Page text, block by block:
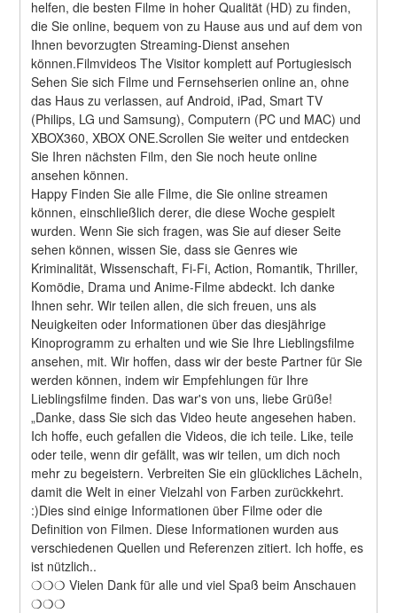
helfen, die besten Filme in hoher Qualität (HD) zu finden,
die Sie online, bequem von zu Hause aus und auf dem von
Ihnen bevorzugten Streaming-Dienst ansehen
können.Filmvideos The Visitor komplett auf Portugiesisch
Sehen Sie sich Filme und Fernsehserien online an, ohne
das Haus zu verlassen, auf Android, iPad, Smart TV
(Philips, LG und Samsung), Computern (PC und MAC) und
XBOX360, XBOX ONE.Scrollen Sie weiter und entdecken
Sie Ihren nächsten Film, den Sie noch heute online
ansehen können.
Happy Finden Sie alle Filme, die Sie online streamen
können, einschließlich derer, die diese Woche gespielt
wurden. Wenn Sie sich fragen, was Sie auf dieser Seite
sehen können, wissen Sie, dass sie Genres wie
Kriminalität, Wissenschaft, Fi-Fi, Action, Romantik, Thriller,
Komödie, Drama und Anime-Filme abdeckt. Ich danke
Ihnen sehr. Wir teilen allen, die sich freuen, uns als
Neuigkeiten oder Informationen über das diesjährige
Kinoprogramm zu erhalten und wie Sie Ihre Lieblingsfilme
ansehen, mit. Wir hoffen, dass wir der beste Partner für Sie
werden können, indem wir Empfehlungen für Ihre
Lieblingsfilme finden. Das war's von uns, liebe Grüße!
„Danke, dass Sie sich das Video heute angesehen haben.
Ich hoffe, euch gefallen die Videos, die ich teile. Like, teile
oder teile, wenn dir gefällt, was wir teilen, um dich noch
mehr zu begeistern. Verbreiten Sie ein glückliches Lächeln,
damit die Welt in einer Vielzahl von Farben zurückkehrt.
:)Dies sind einige Informationen über Filme oder die
Definition von Filmen. Diese Informationen wurden aus
verschiedenen Quellen und Referenzen zitiert. Ich hoffe, es
ist nützlich..
❍❍❍ Vielen Dank für alle und viel Spaß beim Anschauen
❍❍❍